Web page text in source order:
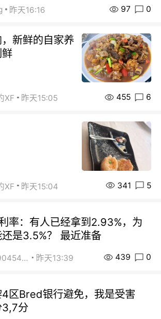
昨天16:16 97 0
新鲜的自家养
XF 昨天15:05 455 6
XF 昨天15:04 341 5
率：有人已经拿到2.93%，为
是3.5%？ 最近准备
街友90454511 昨天13:39 439 0
区Bred银行避免，我是受害
3,7分